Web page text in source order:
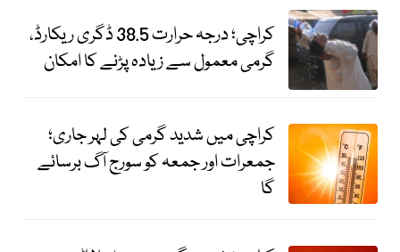
کراچی؛ درجہ حرارت 38.5 ڈگری ریکارڈ،
گرمی معمول سے زیادہ پڑنے کا امکان
کراچی میں شدید گرمی کی لہر جاری؛
جمعرات اور جمعہ کو سورج آگ برسائے
گا